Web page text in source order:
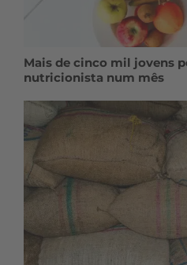
Mais de cinco mil jovens
nutricionista num mês